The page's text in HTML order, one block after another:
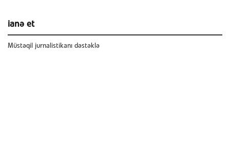
ianə et
Müstəqil jurnalistikanı dəstəklə